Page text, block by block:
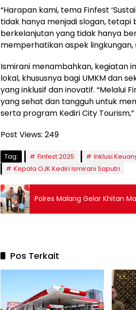
“Harapan kami, tema Finfest
tidak hanya menjadi slogan,
berkelanjutan yang tidak hanya
memperhatikan aspek lingkungan,
Ismirani menambahkan, kegiatan
lokal, khususnya bagi UMKM dan
yang inklusif dan inovatif. “Melalui
yang sehat dan tangguh untuk
serta program Kediri City
Post Views: 249
Tag: Finfest 2025 Inklusi
Kepala OJK Kediri Ismirani Saputri
Polres Malang Gelar Khitan
Pos Terkait